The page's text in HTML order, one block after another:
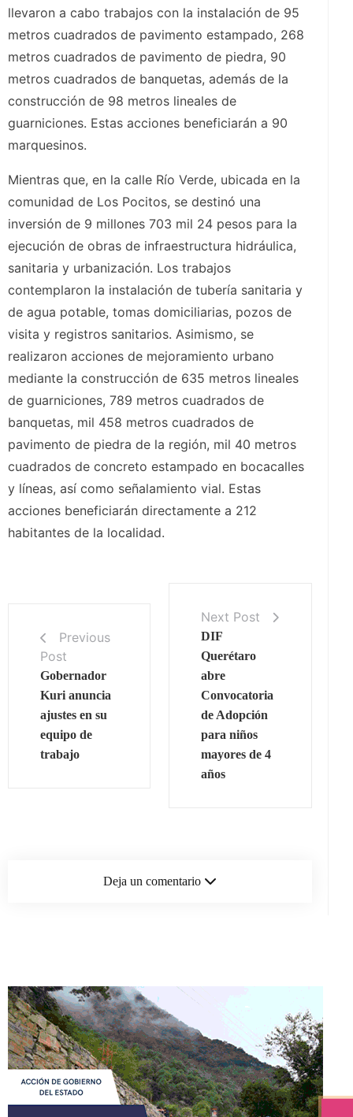
llevaron a cabo trabajos con la instalación de 95
metros cuadrados de pavimento estampado, 268
metros cuadrados de pavimento de piedra, 90
metros cuadrados de banquetas, además de la
construcción de 98 metros lineales de
guarniciones. Estas acciones beneficiarán a 90
marquesinos.
Mientras que, en la calle Río Verde, ubicada en la
comunidad de Los Pocitos, se destinó una
inversión de 9 millones 703 mil 24 pesos para la
ejecución de obras de infraestructura hidráulica,
sanitaria y urbanización. Los trabajos
contemplaron la instalación de tubería sanitaria y
de agua potable, tomas domiciliarias, pozos de
visita y registros sanitarios. Asimismo, se
realizaron acciones de mejoramiento urbano
mediante la construcción de 635 metros lineales
de guarniciones, 789 metros cuadrados de
banquetas, mil 458 metros cuadrados de
pavimento de piedra de la región, mil 40 metros
cuadrados de concreto estampado en bocacalles
y líneas, así como señalamiento vial. Estas
acciones beneficiarán directamente a 212
habitantes de la localidad.
Previous
Post
Gobernador
Kuri anuncia
ajustes en su
equipo de
trabajo
Next Post
DIF
Querétaro
abre
Convocatoria
de Adopción
para niños
mayores de 4
años
Deja un comentario